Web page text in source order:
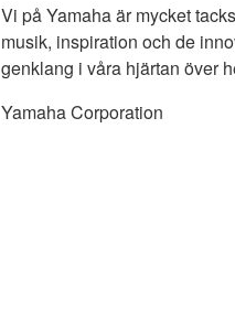
Vi på Yamaha är mycket
musik, inspiration och de
genklang i våra hjärtan över
Yamaha Corporation